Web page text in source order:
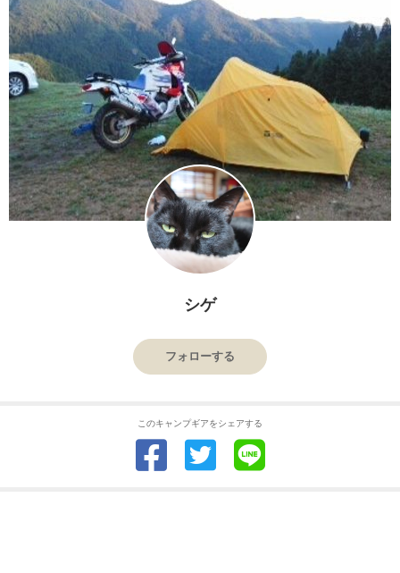
シゲ
フォローする
このキャンプギアをシェアする